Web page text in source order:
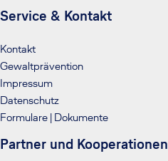
Service & Kontakt
Kontakt
Gewaltprävention
Impressum
Datenschutz
Formulare | Dokumente
Partner und Kooperationen